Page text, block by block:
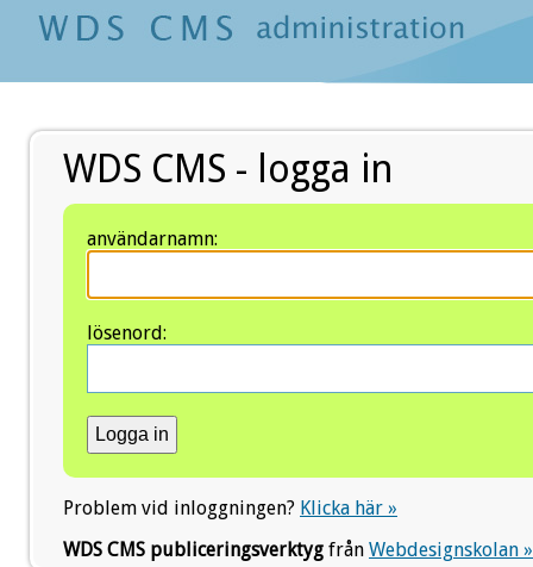
WDS CMS - logga in
användarnamn:
lösenord:
Problem vid inloggningen? Klicka här »
WDS CMS publiceringsverktyg från Webdesignskolan »